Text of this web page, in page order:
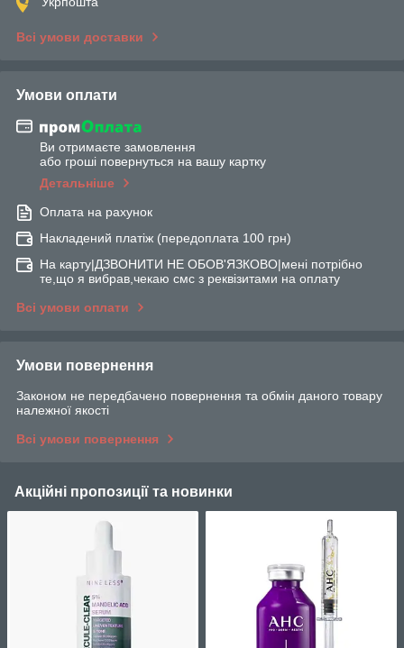
Всі умови доставки
Умови оплати
Ви отримаєте замовлення
або гроші повернуться на вашу картку
Детальніше
Оплата на рахунок
Накладений платіж (передоплата 100 грн)
На карту|ДЗВОНИТИ НЕ ОБОВ'ЯЗКОВО|мені потрібно
те,що я вибрав,чекаю смс з реквізитами на оплату
Всі умови оплати
Умови повернення
Законом не передбачено повернення та обмін даного товару
належної якості
Всі умови повернення
Акційні пропозиції та новинки